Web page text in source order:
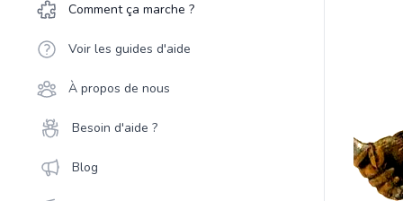
Comment ça marche ?
Voir les guides d'aide
À propos de nous
Besoin d'aide ?
Blog